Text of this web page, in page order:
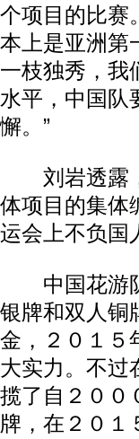
个项目的比赛
本上是亚洲第
一枝独秀，我
水平，中国队
懈。”
刘岩透露，
体项目的集体
运会上不负国
中国花游队
银牌和双人铜
金，２０１５
大实力。不过
揽了自２００
牌，在２０１